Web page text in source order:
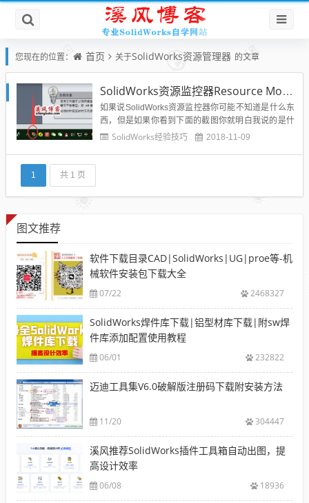
您现在的位置： 首页 关于SolidWorks资源管理器 的文章
SolidWorks资源监控器Resource Monitor图标什么意思？
如果说SolidWorks资源监控器你可能不知道是什么东
西，但是如果你看到下面的截图你就明白我说的是什
么了：现在知道什么是SolidWorks资源管理器了吧，
SolidWorks经验技巧 2018-11-09
1 共 1 页
图文推荐
软件下载目录CAD|SolidWorks|UG|proe等-机
械软件安装包下载大全
07/22 2468327
SolidWorks焊件库下载|铝型材库下载|附sw焊
件库添加配置使用教程
06/01 232822
迈迪工具集V6.0破解版注册码下载附安装方法
11/20 304447
溪风推荐SolidWorks插件工具箱自动出图，提
高设计效率
06/08 18936